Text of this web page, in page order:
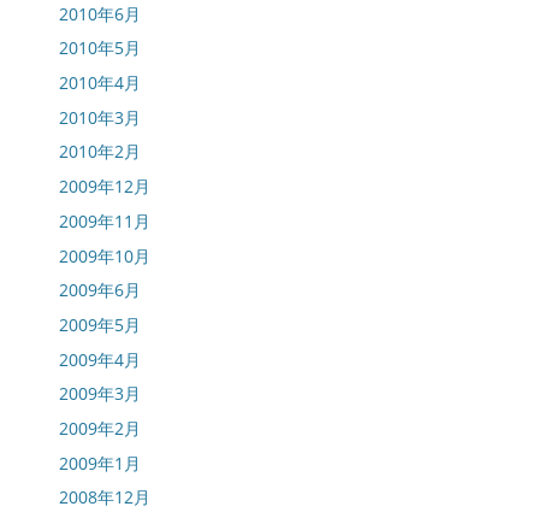
2010年6月
2010年5月
2010年4月
2010年3月
2010年2月
2009年12月
2009年11月
2009年10月
2009年6月
2009年5月
2009年4月
2009年3月
2009年2月
2009年1月
2008年12月